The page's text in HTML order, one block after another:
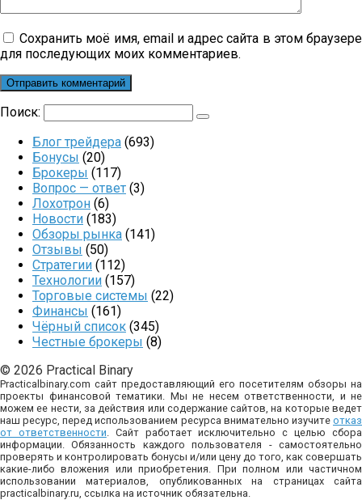
Сохранить моё имя, email и адрес сайта в этом браузере
для последующих моих комментариев.
Поиск:
Блог трейдера (693)
Бонусы (20)
Брокеры (117)
Вопрос — ответ (3)
Лохотрон (6)
Новости (183)
Обзоры рынка (141)
Отзывы (50)
Стратегии (112)
Технологии (157)
Торговые системы (22)
Финансы (161)
Чёрный список (345)
Честные брокеры (8)
© 2026 Practical Binary
Practicalbinary.com сайт предоставляющий его посетителям обзоры на
проекты финансовой тематики. Мы не несем ответственности, и не
можем ее нести, за действия или содержание сайтов, на которые ведет
наш ресурс, перед использованием ресурса внимательно изучите отказ
от ответственности . Сайт работает исключительно с целью сбора
информации. Обязанность каждого пользователя - самостоятельно
проверять и контролировать бонусы и/или цену до того, как совершать
какие-либо вложения или приобретения. При полном или частичном
использовании материалов, опубликованных на страницах сайта
practicalbinary.ru, ссылка на источник обязательна.